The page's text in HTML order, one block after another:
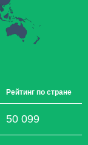
Рейтинг по стране
50 099